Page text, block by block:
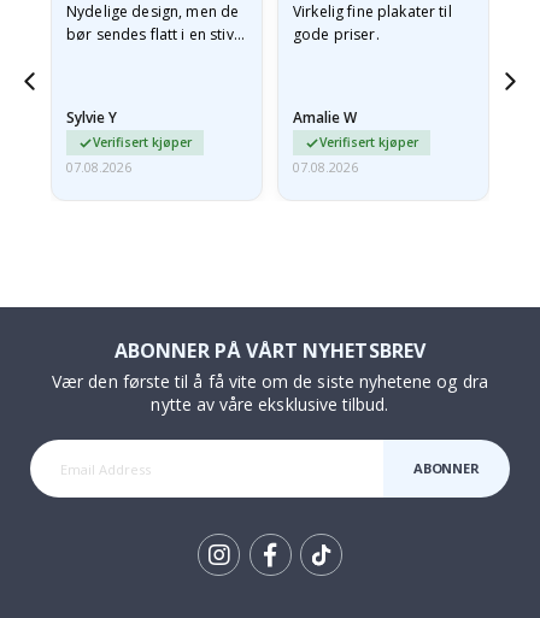
Nydelige design, men de
bør sendes flatt i en stiv
Sylvie Y
Verifisert kjøper
07.08.2026
Virkelig fine plakater til
gode priser.
Amalie W
Verifisert kjøper
07.08.2026
ABONNER PÅ VÅRT NYHETSBREV
Vær den første til å få vite om de siste nyhetene og dra
nytte av våre eksklusive tilbud.
ABONNER